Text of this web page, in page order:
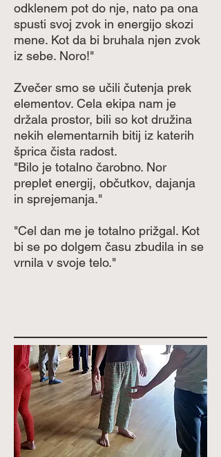
odklenem pot do nje, nato pa ona
spusti svoj zvok in energijo skozi
mene. Kot da bi bruhala njen zvok
iz sebe. Noro!"
Zvečer smo se učili čutenja prek
elementov. Cela ekipa nam je
držala prostor, bili so kot družina
nekih elementarnih bitij iz katerih
šprica čista radost.
"Bilo je totalno čarobno. Nor
preplet energij, občutkov, dajanja
in sprejemanja."
"Cel dan me je totalno prižgal. Kot
bi se po dolgem času zbudila in se
vrnila v svoje telo."